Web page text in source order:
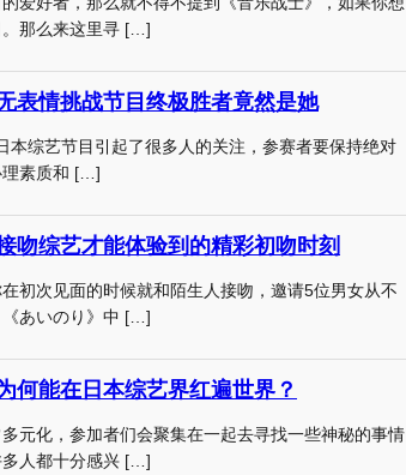
。那么来这里寻 […]
表情挑战节目终极胜者竟然是她
本综艺节目引起了很多人的关注，参赛者要保持绝对
理素质和 […]
吻综艺才能体验到的精彩初吻时刻
初次见面的时候就和陌生人接吻，邀请5位男女从不
《あいのり》中 […]
何能在日本综艺界红遍世界？
元化，参加者们会聚集在一起去寻找一些神秘的事情
多人都十分感兴 […]